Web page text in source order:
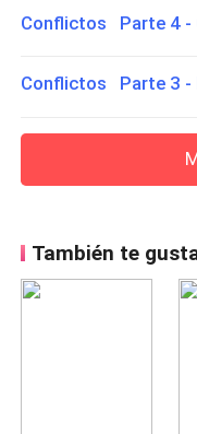
Conflictos Parte 4 -
Conflictos Parte 3 -
También te